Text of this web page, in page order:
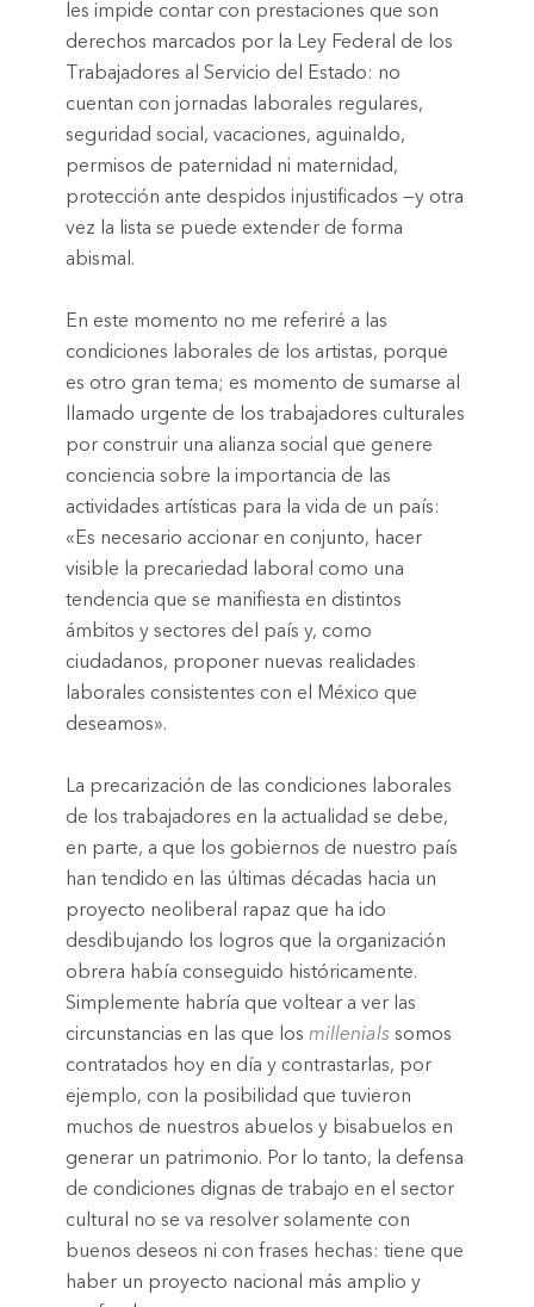
les impide contar con prestaciones que son
derechos marcados por la Ley Federal de los
Trabajadores al Servicio del Estado: no
cuentan con jornadas laborales regulares,
seguridad social, vacaciones, aguinaldo,
permisos de paternidad ni maternidad,
protección ante despidos injustificados —y otra
vez la lista se puede extender de forma
abismal.
En este momento no me referiré a las
condiciones laborales de los artistas, porque
es otro gran tema; es momento de sumarse al
llamado urgente de los trabajadores culturales
por construir una alianza social que genere
conciencia sobre la importancia de las
actividades artísticas para la vida de un país:
«Es necesario accionar en conjunto, hacer
visible la precariedad laboral como una
tendencia que se manifiesta en distintos
ámbitos y sectores del país y, como
ciudadanos, proponer nuevas realidades
laborales consistentes con el México que
deseamos».
La precarización de las condiciones laborales
de los trabajadores en la actualidad se debe,
en parte, a que los gobiernos de nuestro país
han tendido en las últimas décadas hacia un
proyecto neoliberal rapaz que ha ido
desdibujando los logros que la organización
obrera había conseguido históricamente.
Simplemente habría que voltear a ver las
circunstancias en las que los millenials somos
contratados hoy en día y contrastarlas, por
ejemplo, con la posibilidad que tuvieron
muchos de nuestros abuelos y bisabuelos en
generar un patrimonio. Por lo tanto, la defensa
de condiciones dignas de trabajo en el sector
cultural no se va resolver solamente con
buenos deseos ni con frases hechas: tiene que
haber un proyecto nacional más amplio y